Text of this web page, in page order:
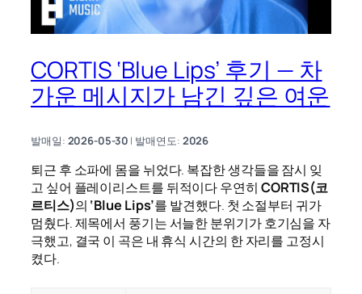
CORTIS ‘Blue Lips’ 후기 — 차
가운 메시지가 남긴 깊은 여운
발매일: 2026-05-30 | 발매연도: 2026
퇴근 후 소파에 몸을 뉘었다. 복잡한 생각들을 잠시 잊
고 싶어 플레이리스트를 뒤적이다 우연히 CORTIS(코
르티스)의 ‘Blue Lips’를 발견했다. 첫 소절부터 귀가
멈췄다. 제목에서 풍기는 서늘한 분위기가 호기심을 자
극했고, 결국 이 곡은 내 휴식 시간의 한 자리를 고정시
켰다.